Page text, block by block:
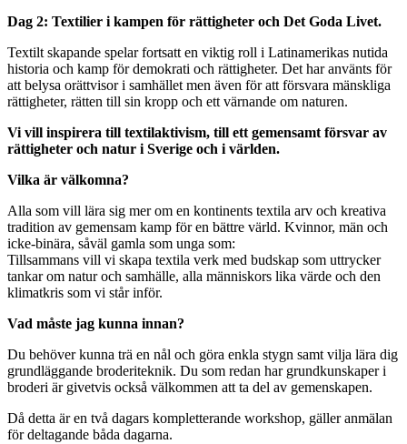
Dag 2: Textilier i kampen för rättigheter och Det Goda Livet.
Textilt skapande spelar fortsatt en viktig roll i Latinamerikas nutida
historia och kamp för demokrati och rättigheter. Det har använts för
att belysa orättvisor i samhället men även för att försvara mänskliga
rättigheter, rätten till sin kropp och ett värnande om naturen.
Vi vill inspirera till textilaktivism, till ett gemensamt försvar av
rättigheter och natur i Sverige och i världen.
Vilka är välkomna?
Alla som vill lära sig mer om en kontinents textila arv och kreativa
tradition av gemensam kamp för en bättre värld. Kvinnor, män och
icke-binära, såväl gamla som unga som:
Tillsammans vill vi skapa textila verk med budskap som uttrycker
tankar om natur och samhälle, alla människors lika värde och den
klimatkris som vi står inför.
Vad måste jag kunna innan?
Du behöver kunna trä en nål och göra enkla stygn samt vilja lära dig
grundläggande broderiteknik. Du som redan har grundkunskaper i
broderi är givetvis också välkommen att ta del av gemenskapen.
Då detta är en två dagars kompletterande workshop, gäller anmälan
för deltagande båda dagarna.